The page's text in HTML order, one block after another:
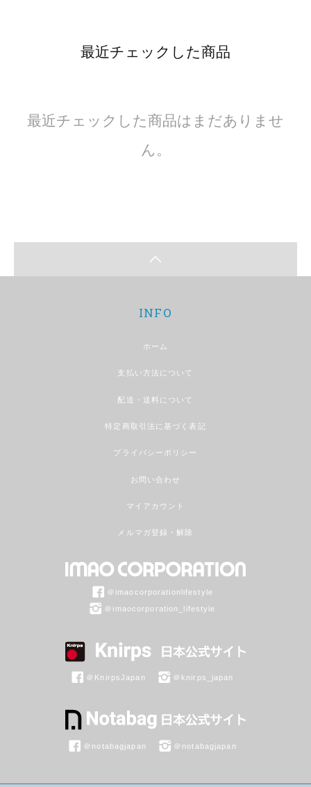
最近チェックした商品
最近チェックした商品はまだありませ
ん。
INFO
ホーム
支払い方法について
配送・送料について
特定商取引法に基づく表記
プライバシーポリシー
お問い合わせ
マイアカウント
メルマガ登録・解除
＠imaocorporationlifestyle
＠imaocorporation_lifestyle
＠KnirpsJapan ＠knirps_japan
＠notabagjapan ＠notabagjapan